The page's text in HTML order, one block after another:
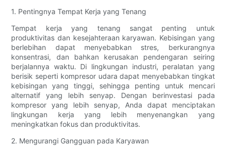
1. Pentingnya Tempat Kerja yang Tenang
Tempat kerja yang tenang sangat penting untuk
produktivitas dan kesejahteraan karyawan. Kebisingan yang
berlebihan dapat menyebabkan stres, berkurangnya
konsentrasi, dan bahkan kerusakan pendengaran seiring
berjalannya waktu. Di lingkungan industri, peralatan yang
berisik seperti kompresor udara dapat menyebabkan tingkat
kebisingan yang tinggi, sehingga penting untuk mencari
alternatif yang lebih senyap. Dengan berinvestasi pada
kompresor yang lebih senyap, Anda dapat menciptakan
lingkungan kerja yang lebih menyenangkan yang
meningkatkan fokus dan produktivitas.
2. Mengurangi Gangguan pada Karyawan